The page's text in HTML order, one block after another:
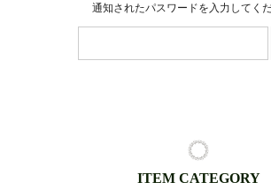
通知されたパスワードを入力してくだ
ITEM CATEGORY